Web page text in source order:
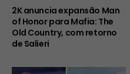
2K anuncia expansão Man
of Honor para Mafia: The
Old Country, com retorno
de Salieri